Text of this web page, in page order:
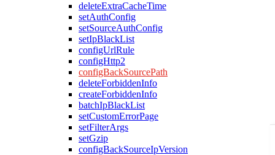
deleteExtraCacheTime
setAuthConfig
setSourceAuthConfig
setIpBlackList
configUrlRule
configHttp2
configBackSourcePath
deleteForbiddenInfo
createForbiddenInfo
batchIpBlackList
setCustomErrorPage
setFilterArgs
setGzip
configBackSourceIpVersion